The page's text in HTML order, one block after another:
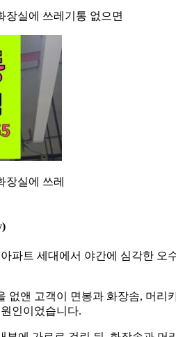
장실에 쓰레기통 없으면
장실에 쓰레
파트 세대에서 야간에 심각한 오
없앤 고객이 면봉과 화장솜, 머리
인이었습니다.